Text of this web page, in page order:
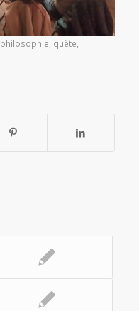
philosophie, quête,